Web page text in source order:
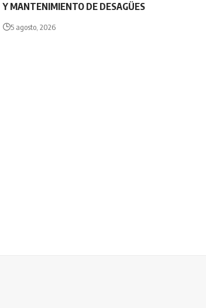
Y MANTENIMIENTO DE DESAGÜES
5 agosto, 2026